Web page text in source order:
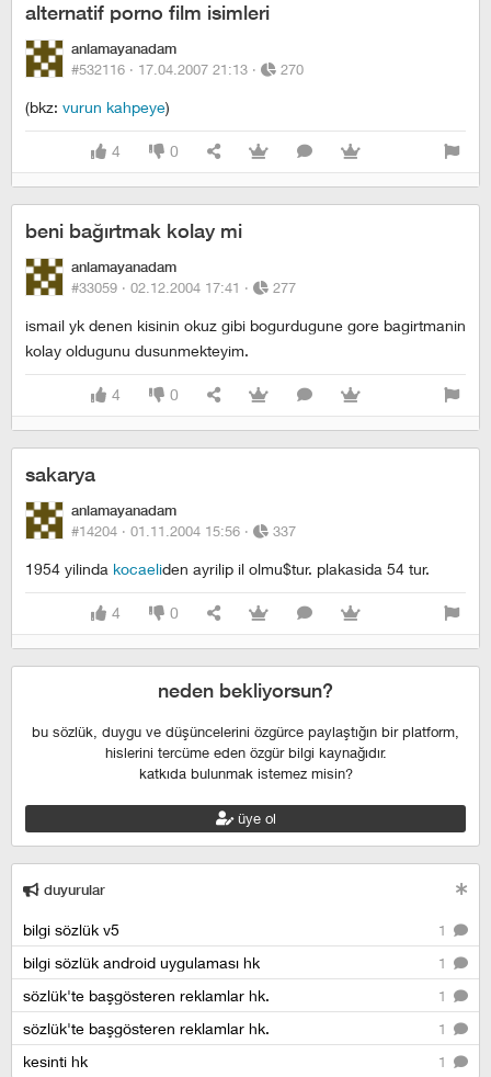
alternatif porno film isimleri
anlamayanadam
#532116 · 17.04.2007 21:13 · 270
(bkz: vurun kahpeye)
4 0
beni bağırtmak kolay mi
anlamayanadam
#33059 · 02.12.2004 17:41 · 277
ismail yk denen kisinin okuz gibi bogurdugune gore bagirtmanin
kolay oldugunu dusunmekteyim.
4 0
sakarya
anlamayanadam
#14204 · 01.11.2004 15:56 · 337
1954 yilinda kocaeliden ayrilip il olmu$tur. plakasida 54 tur.
4 0
neden bekliyorsun?
bu sözlük, duygu ve düşüncelerini özgürce paylaştığın bir platform,
hislerini tercüme eden özgür bilgi kaynağıdır.
katkıda bulunmak istemez misin?
üye ol
duyurular
1
bilgi sözlük v5
1
bilgi sözlük android uygulaması hk
1
sözlük'te başgösteren reklamlar hk.
1
sözlük'te başgösteren reklamlar hk.
1
kesinti hk